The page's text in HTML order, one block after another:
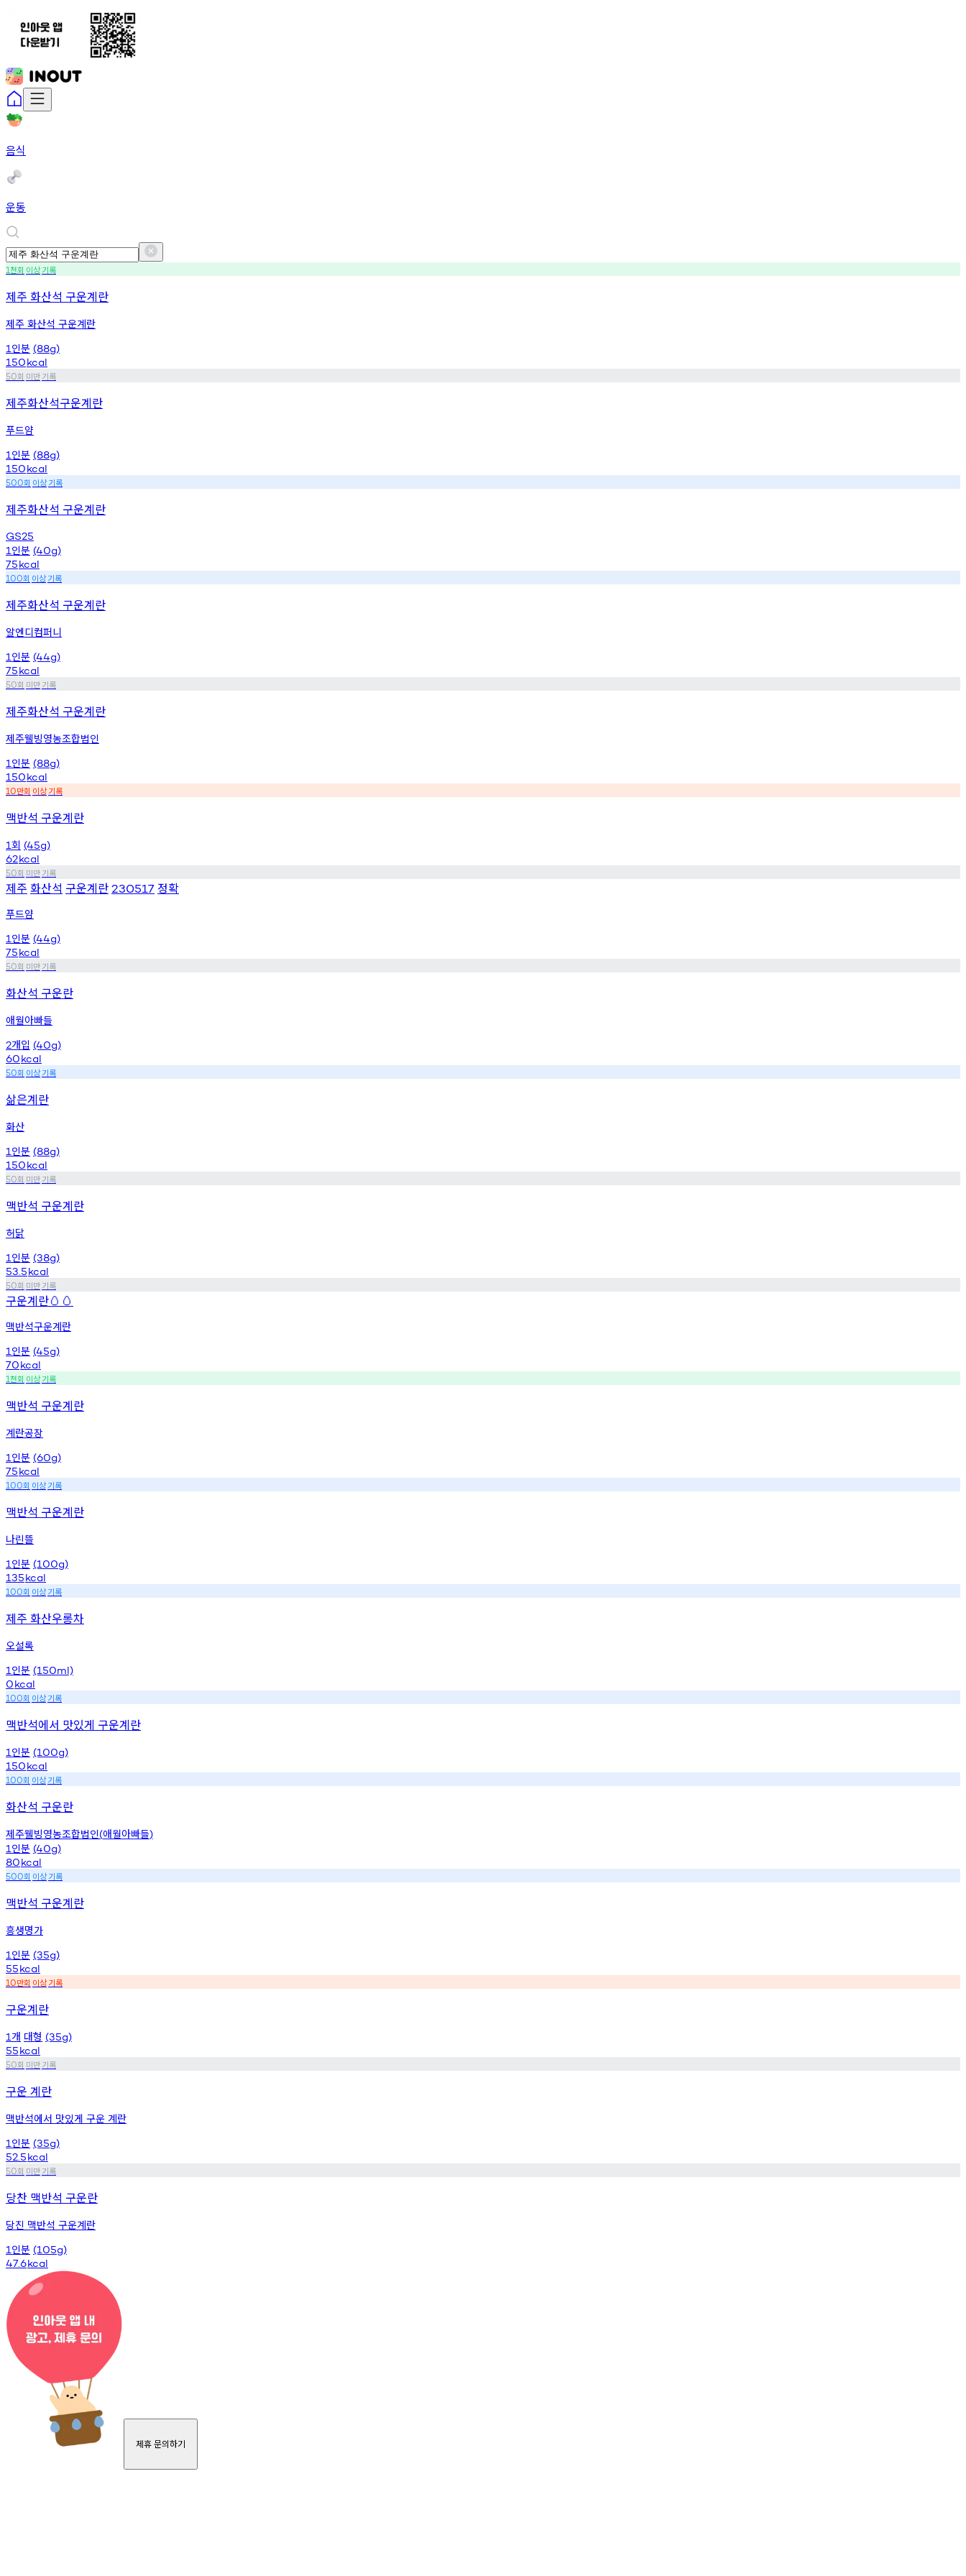
음식
운동
1천회 이상기록
제주 화산석 구운계란
제주 화산석 구운계란
1 인분 (88g)
150kcal
50회 미만기록
제주화산석구운계란
푸드얌
1 인분 (88g)
150kcal
500회 이상기록
제주화산석 구운계란
GS25
1 인분 (40g)
75kcal
100회 이상기록
제주화산석 구운계란
알엔디컴퍼니
1 인분 (44g)
75kcal
50회 미만기록
제주화산석 구운계란
제주웰빙영농조합법인
1 인분 (88g)
150kcal
10만회 이상기록
맥반석 구운계란
1회 (45g)
62kcal
50회 미만기록
제주 화산석 구운계란 230517 정확
푸드얌
1 인분 (44g)
75kcal
50회 미만기록
화산석 구운란
애월아빠들
2개입 (40g)
60kcal
50회 이상기록
삶은계란
화산
1 인분 (88g)
150kcal
50회 미만기록
맥반석 구운계란
허닭
1 인분 (38g)
53.5kcal
50회 미만기록
구운계란🥚🥚
맥반석구운계란
1 인분 (45g)
70kcal
1천회 이상기록
맥반석 구운계란
계란공장
1 인분 (60g)
75kcal
100회 이상기록
맥반석 구운계란
나린뜰
1 인분 (100g)
135kcal
100회 이상기록
제주 화산우롱차
오설록
1 인분 (150ml)
0kcal
100회 이상기록
맥반석에서 맛있게 구운계란
1 인분 (100g)
150kcal
100회 이상기록
화산석 구운란
제주웰빙영농조합법인(애월아빠들)
1 인분 (40g)
80kcal
500회 이상기록
맥반석 구운계란
흥생명가
1 인분 (35g)
55kcal
10만회 이상기록
구운계란
1 개 대형 (35g)
55kcal
50회 미만기록
구운 계란
맥반석에서 맛있게 구운 계란
1 인분 (35g)
52.5kcal
50회 미만기록
당찬 맥반석 구운란
당진 맥반석 구운계란
1 인분 (105g)
47.6kcal
제휴 문의하기